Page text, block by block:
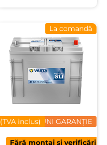
12 LUNI GARANȚIE
La comandă
(TVA inclus)
Fără montaj și verificări